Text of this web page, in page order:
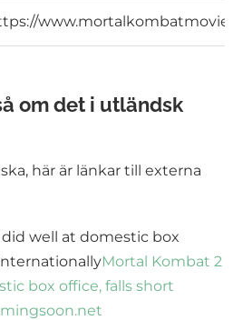
om det i utländsk
här är länkar till externa
well at domestic box
Mortal Kombat 2
box office, falls short